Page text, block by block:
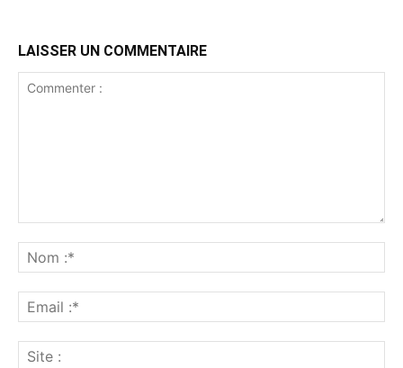
LAISSER UN COMMENTAIRE